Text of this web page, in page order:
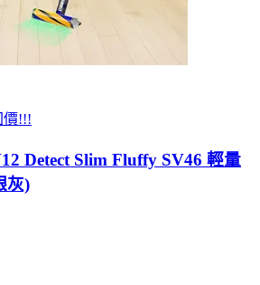
價!!!
Detect Slim Fluffy SV46 輕量
灰)